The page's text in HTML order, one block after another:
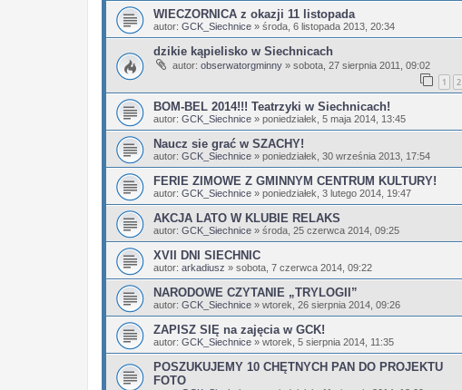
WIECZORNICA z okazji 11 listopada
autor: GCK_Siechnice » środa, 6 listopada 2013, 20:34
dzikie kąpielisko w Siechnicach
autor: obserwatorgminny » sobota, 27 sierpnia 2011, 09:02
1 2
BOM-BEL 2014!!! Teatrzyki w Siechnicach!
autor: GCK_Siechnice » poniedziałek, 5 maja 2014, 13:45
Naucz sie grać w SZACHY!
autor: GCK_Siechnice » poniedziałek, 30 września 2013, 17:54
FERIE ZIMOWE Z GMINNYM CENTRUM KULTURY!
autor: GCK_Siechnice » poniedziałek, 3 lutego 2014, 19:47
AKCJA LATO W KLUBIE RELAKS
autor: GCK_Siechnice » środa, 25 czerwca 2014, 09:25
XVII DNI SIECHNIC
autor: arkadiusz » sobota, 7 czerwca 2014, 09:22
NARODOWE CZYTANIE „TRYLOGII”
autor: GCK_Siechnice » wtorek, 26 sierpnia 2014, 09:26
ZAPISZ SIĘ na zajęcia w GCK!
autor: GCK_Siechnice » wtorek, 5 sierpnia 2014, 11:35
POSZUKUJEMY 10 CHĘTNYCH PAN DO PROJEKTU
FOTO